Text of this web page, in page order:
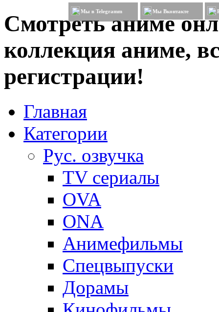
Смотреть аниме
коллекция аниме,
регистрации!
Мы в Telegramm Мы Вконтакте
Главная
Категории
Рус. озвучка
TV сериалы
OVA
ONA
Анимефильмы
Спецвыпуски
Дорамы